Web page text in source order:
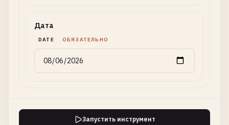
Дата
DATE ОБЯЗАТЕЛЬНО
Запустить инструмент